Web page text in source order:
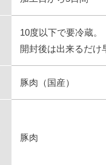
10度以下で要冷蔵。
開封後は出来るだけ
豚肉（国産）
豚肉